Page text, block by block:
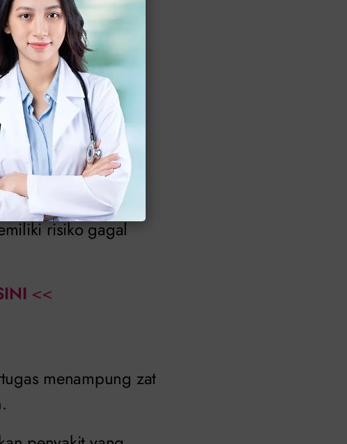
dari saluran
saluran kemih
wanita daripada
yang lebih
risiko gagal
<<
menampung zat